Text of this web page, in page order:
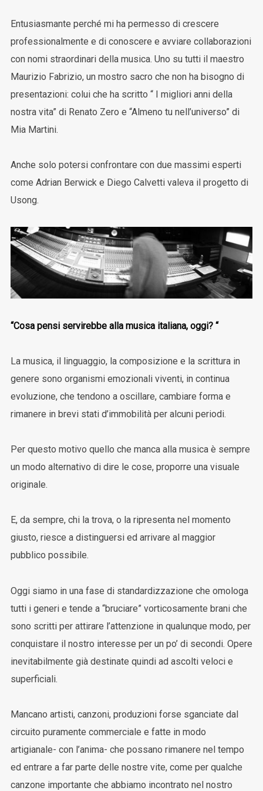
Entusiasmante perché mi ha permesso di crescere
professionalmente e di conoscere e avviare collaborazioni
con nomi straordinari della musica. Uno su tutti il maestro
Maurizio Fabrizio, un mostro sacro che non ha bisogno di
presentazioni: colui che ha scritto “ I migliori anni della
nostra vita” di Renato Zero e “Almeno tu nell’universo” di
Mia Martini.
Anche solo potersi confrontare con due massimi esperti
come Adrian Berwick e Diego Calvetti valeva il progetto di
Usong.
“Cosa pensi servirebbe alla musica italiana, oggi? “
La musica, il linguaggio, la composizione e la scrittura in
genere sono organismi emozionali viventi, in continua
evoluzione, che tendono a oscillare, cambiare forma e
rimanere in brevi stati d’immobilità per alcuni periodi.
Per questo motivo quello che manca alla musica è sempre
un modo alternativo di dire le cose, proporre una visuale
originale.
E, da sempre, chi la trova, o la ripresenta nel momento
giusto, riesce a distinguersi ed arrivare al maggior
pubblico possibile.
Oggi siamo in una fase di standardizzazione che omologa
tutti i generi e tende a “bruciare” vorticosamente brani che
sono scritti per attirare l’attenzione in qualunque modo, per
conquistare il nostro interesse per un po’ di secondi. Opere
inevitabilmente già destinate quindi ad ascolti veloci e
superficiali.
Mancano artisti, canzoni, produzioni forse sganciate dal
circuito puramente commerciale e fatte in modo
artigianale- con l’anima- che possano rimanere nel tempo
ed entrare a far parte delle nostre vite, come per qualche
canzone importante che abbiamo incontrato nel nostro